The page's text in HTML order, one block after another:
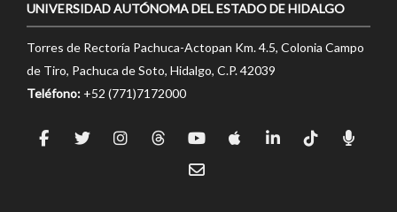
UNIVERSIDAD AUTÓNOMA DEL ESTADO DE HIDALGO
Torres de Rectoría Pachuca-Actopan Km. 4.5, Colonia Campo
de Tiro, Pachuca de Soto, Hidalgo, C.P. 42039
Teléfono: +52 (771)7172000